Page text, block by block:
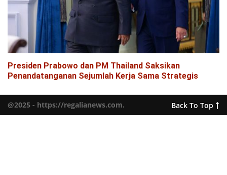
Presiden Prabowo dan PM Thailand Saksikan
Penandatanganan Sejumlah Kerja Sama Strategis
@2025 - https://regalianews.com. Back To Top